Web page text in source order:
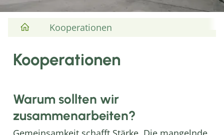
Kooperationen
Kooperationen
Warum sollten wir
zusammenarbeiten?